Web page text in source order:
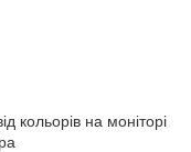
кольорів на моніторі